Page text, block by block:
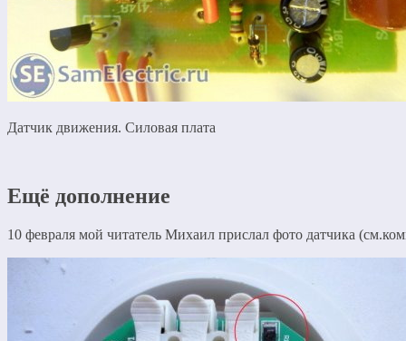
Датчик движения. Силовая плата
Ещё дополнение
10 февраля мой читатель Михаил прислал фото датчика